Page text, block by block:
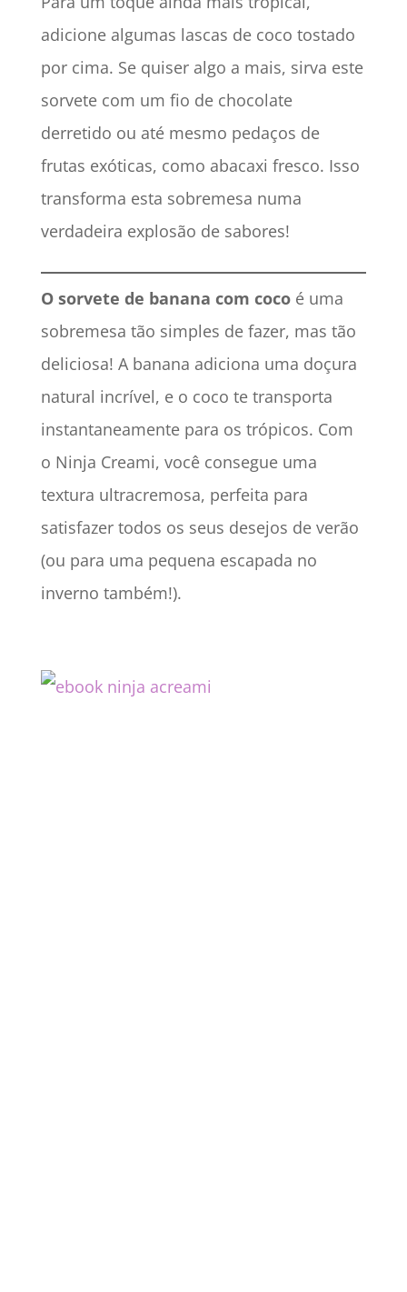
adicione algumas lascas de coco tostado
por cima. Se quiser algo a mais, sirva este
sorvete com um fio de chocolate
derretido ou até mesmo pedaços de
frutas exóticas, como abacaxi fresco. Isso
transforma esta sobremesa numa
verdadeira explosão de sabores!
O sorvete de banana com cocoé uma
sobremesa tão simples de fazer, mas tão
deliciosa! A banana adiciona uma doçura
natural incrível, e o coco te transporta
instantaneamente para os trópicos. Com
o Ninja Creami, você consegue uma
textura ultracremosa, perfeita para
satisfazer todos os seus desejos de verão
(ou para uma pequena escapada no
inverno também!).